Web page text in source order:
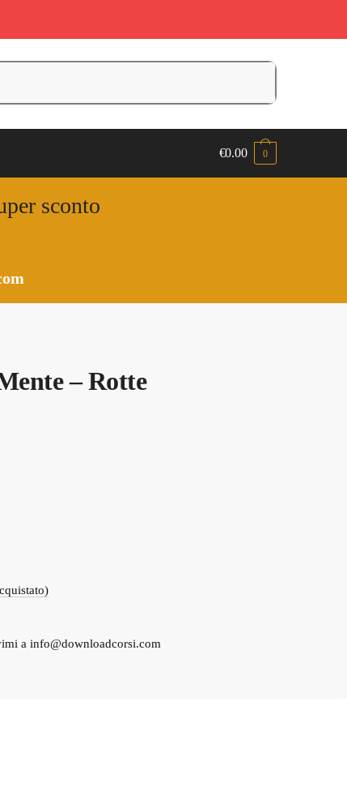
€0.00 0
sconto
– Rotte
a info@downloadcorsi.com